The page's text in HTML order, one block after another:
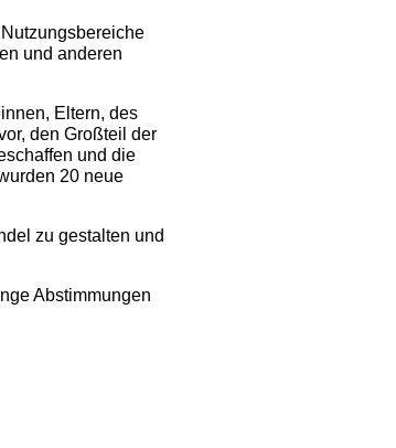
und anderen
Eltern, des
den Großteil der
und die
20 neue
zu gestalten und
Abstimmungen